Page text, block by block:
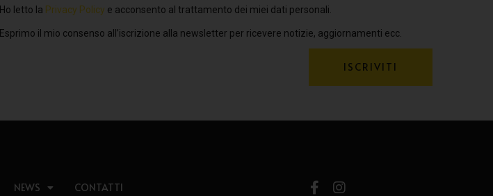
Ho letto la Privacy Policy e acconsento al trattamento dei miei dati personali.
Esprimo il mio consenso all’iscrizione alla newsletter per ricevere notizie, aggiornamenti ecc.
ISCRIVITI
NEWS CONTATTI